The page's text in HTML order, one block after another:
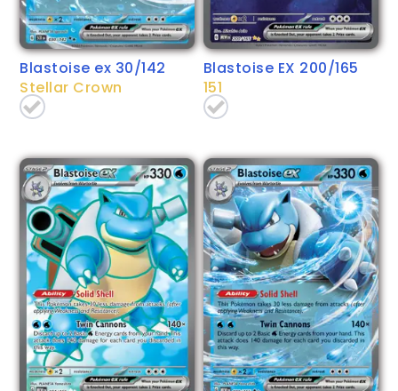
Blastoise ex 30/142
Stellar Crown
Blastoise EX 200/165
151